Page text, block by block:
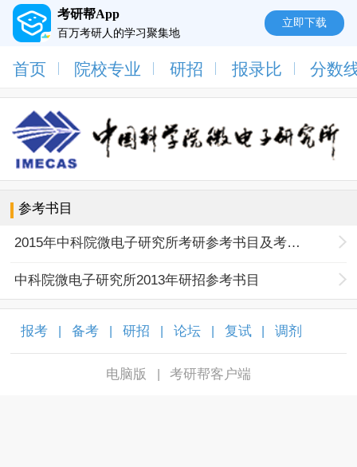
考研帮App
百万考研人的学习聚集地
立即下载
首页 院校专业 研招 报录比 分数
参考书目
2015年中科院微电子研究所考研参考书目及考试科目
中科院微电子研究所2013年研招参考书目
报考 备考 研招 论坛 复试 调剂
电脑版 考研帮客户端